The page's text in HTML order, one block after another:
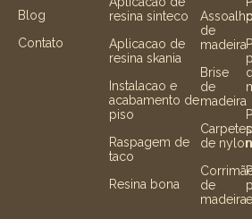
Blog
Contato
resina sinteco
Aplicacao de
resina skania
Instalacao e
acabamento de
piso
Raspagem de
taco
Resina bona
Assoalho
de
madeira
Brise
de
madeira
Carpetes
de nylon
de
madeira